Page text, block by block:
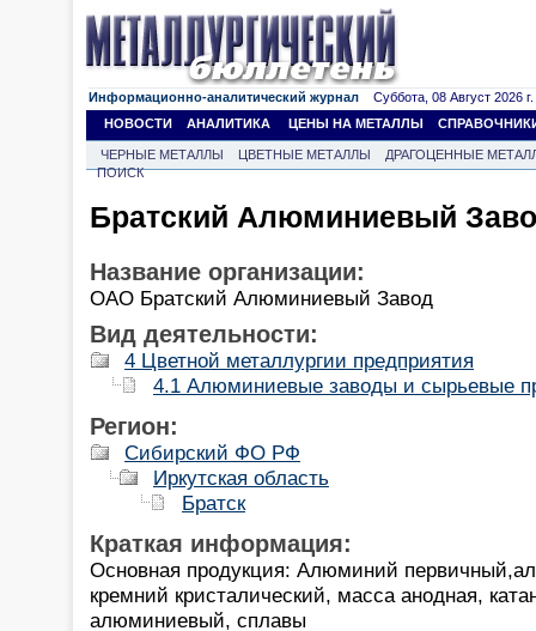
Информационно-аналитический журнал Суббота, 08 Август 2026 г.
НОВОСТИ
АНАЛИТИКА ЦЕНЫ НА МЕТАЛЛЫ
ЧЕРНЫЕ МЕТАЛЛЫ ЦВЕТНЫЕ МЕТАЛЛЫ
ДРАГОЦЕННЫЕ
ПОИСК
Братский Алюминиевый
Название организации:
ОАО Братский Алюминиевый Завод
Вид деятельности:
4 Цветной металлургии предприятия
4.1 Алюминиевые заводы и сырьевые
Регион:
Сибирский ФО РФ
Иркутская область
Братск
Краткая информация:
Основная продукция: Алюминий
кремний кристалический, масса анодная,
алюминиевый, сплавы